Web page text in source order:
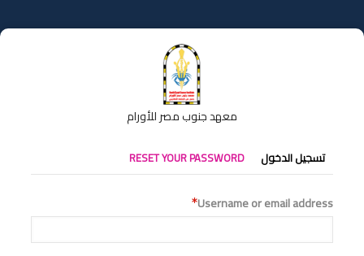
إلى
المحتوى
معهد جنوب مصر للأورام
التبويبات
الأساسية
تسجيل الدخول RESET YOUR PASSWORD
Username or email address